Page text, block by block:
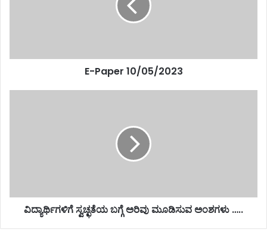
E-Paper 10/05/2023
ವಿದ್ಯಾರ್ಥಿಗಳಿಗೆ ಸ್ವಚ್ಛತೆಯ ಬಗ್ಗೆ ಅರಿವು ಮೂಡಿಸುವ ಅಂಶಗಳು …..